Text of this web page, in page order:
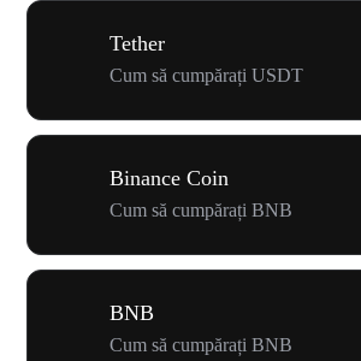
Tether
Cum să cumpărați USDT
Binance Coin
Cum să cumpărați BNB
BNB
Cum să cumpărați BNB